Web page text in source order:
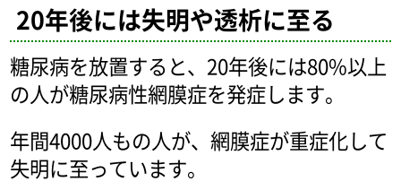
20年後には失明や透析に至る
糖尿病を放置すると、20年後には80%以上
の人が糖尿病性網膜症を発症します。
年間4000人もの人が、網膜症が重症化して
失明に至っています。